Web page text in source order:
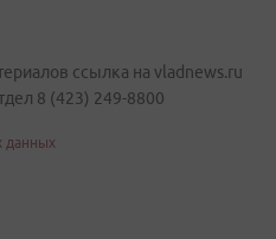
ссылка на vladnews.ru
8 (423) 249-8800
данных